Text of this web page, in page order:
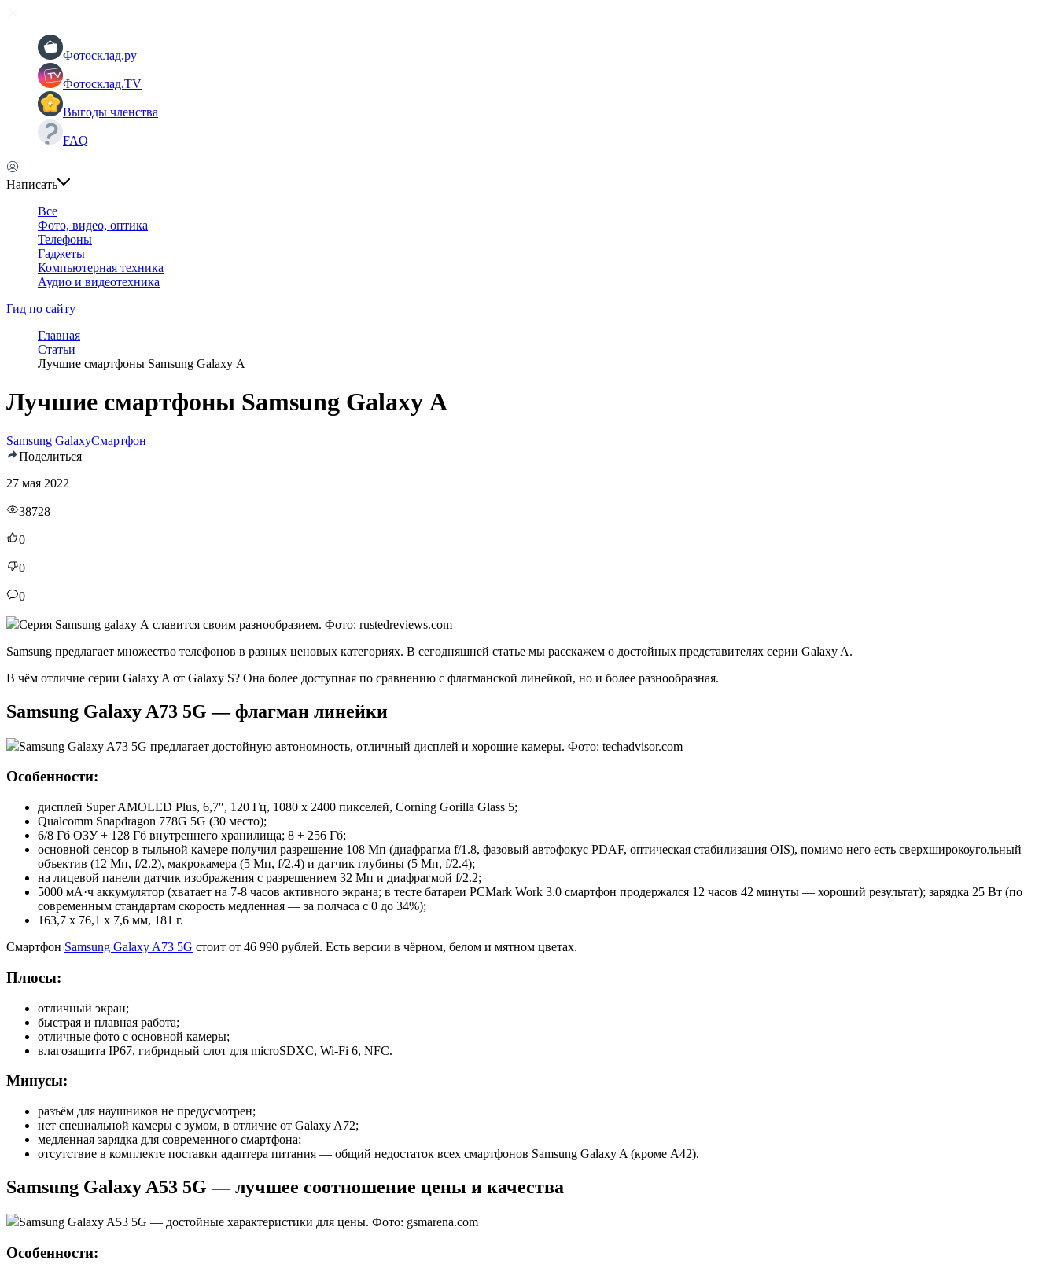
Фотосклад.ру
Фотосклад.TV
Выгоды членства
FAQ
Написать
Все
Фото, видео, оптика
Телефоны
Гаджеты
Компьютерная техника
Аудио и видеотехника
Гид по сайту
Главная
Статьи
Лучшие смартфоны Samsung Galaxy А
Лучшие смартфоны Samsung Galaxy А
Samsung GalaxyСмартфон
Поделиться
27 мая 2022
38728
0
0
0
Серия Samsung galaxy А славится своим разнообразием. Фото: rustedreviews.com
Samsung предлагает множество телефонов в разных ценовых категориях. В сегодняшней статье мы расскажем о достойных представителях серии Galaxy A.
В чём отличие серии Galaxy A от Galaxy S? Она более доступная по сравнению с флагманской линейкой, но и более разнообразная.
Samsung Galaxy A73 5G — флагман линейки
Samsung Galaxy A73 5G предлагает достойную автономность, отличный дисплей и хорошие камеры. Фото: techadvisor.com
Особенности:
дисплей Super AMOLED Plus, 6,7″, 120 Гц, 1080 x 2400 пикселей, Corning Gorilla Glass 5;
Qualcomm Snapdragon 778G 5G (30 место);
6/8 Гб ОЗУ + 128 Гб внутреннего хранилища; 8 + 256 Гб;
основной сенсор в тыльной камере получил разрешение 108 Мп (диафрагма f/1.8, фазовый автофокус PDAF, оптическая стабилизация OIS), помимо него есть сверхширокоугольный
объектив (12 Мп, f/2.2), макрокамера (5 Мп, f/2.4) и датчик глубины (5 Мп, f/2.4);
на лицевой панели датчик изображения с разрешением 32 Мп и диафрагмой f/2.2;
5000 мА·ч аккумулятор (хватает на 7-8 часов активного экрана; в тесте батареи PCMark Work 3.0 смартфон продержался 12 часов 42 минуты — хороший результат); зарядка 25 Вт (по
современным стандартам скорость медленная — за полчаса с 0 до 34%);
163,7 x 76,1 x 7,6 мм, 181 г.
Смартфон Samsung Galaxy A73 5G стоит от 46 990 рублей. Есть версии в чёрном, белом и мятном цветах.
Плюсы:
отличный экран;
быстрая и плавная работа;
отличные фото с основной камеры;
влагозащита IP67, гибридный слот для microSDXC, Wi-Fi 6, NFC.
Минусы:
разъём для наушников не предусмотрен;
нет специальной камеры с зумом, в отличие от Galaxy A72;
медленная зарядка для современного смартфона;
отсутствие в комплекте поставки адаптера питания — общий недостаток всех смартфонов Samsung Galaxy A (кроме A42).
Samsung Galaxy A53 5G — лучшее соотношение цены и качества
Samsung Galaxy A53 5G — достойные характеристики для цены. Фото: gsmarena.com
Особенности: